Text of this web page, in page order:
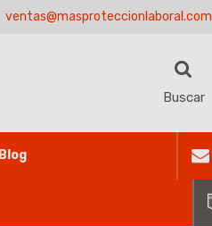
ventas@masproteccionlaboral.com
Buscar
Blog